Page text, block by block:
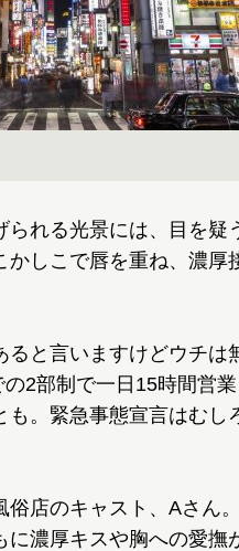
れる光景には、目を疑
しこで唇を重ね、濃厚
ると言いますけどウチ
2部制で一日15時間営
も。緊急事態宣言はむし
店のキャスト、Aさん
濃厚キスや胸への愛撫